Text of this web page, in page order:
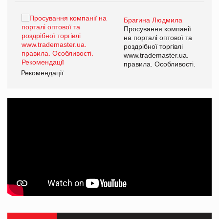
Брагина Людмила
Просування компанії
на порталі оптової та
роздрібної торгівлі
www.trademaster.ua.
правила. Особливості.
Рекомендації